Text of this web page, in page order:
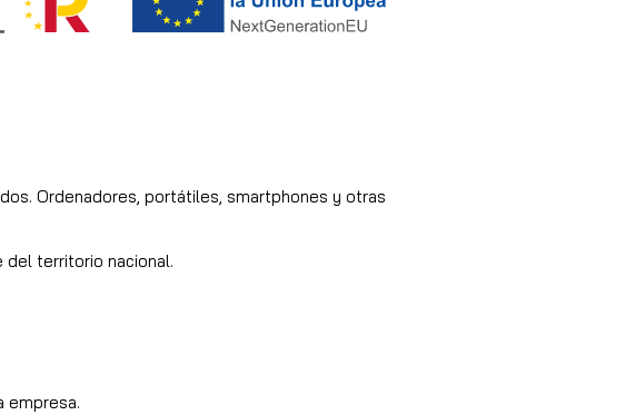
Ordenadores, portátiles, smartphones y otras
del territorio nacional.
empresa.